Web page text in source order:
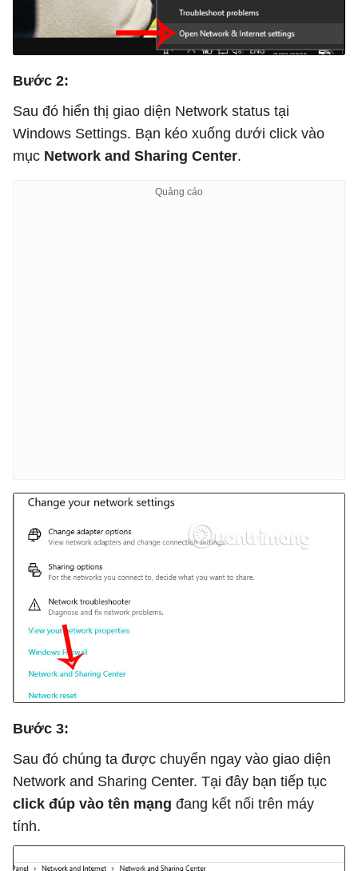
Bước 2:
Sau đó hiển thị giao diện Network status tại
Windows Settings. Bạn kéo xuống dưới click vào
mục Network and Sharing Center.
Bước 3:
Sau đó chúng ta được chuyển ngay vào giao diện
Network and Sharing Center. Tại đây bạn tiếp tục
click đúp vào tên mạng đang kết nối trên máy
tính.